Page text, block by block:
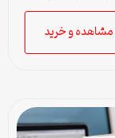
مشاهده و خرید